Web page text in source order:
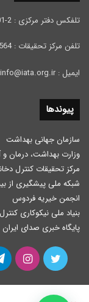
تلفکس دفتر مرکزی : 2-88105001-021
تلفن مرکز تحقیقات : 88708564-021
ایمیل : info@iata.org.ir
پیوندها
سازمان جهانی بهداشت
وزارت بهداشت، درمان
مرکز تحقیقات کنترل
شبکه ملی پیشگیری از
انجمن خیریه فردوس
بنیاد ملی نیکوکاری
پایگاه خبری صدای ایران
توییتر